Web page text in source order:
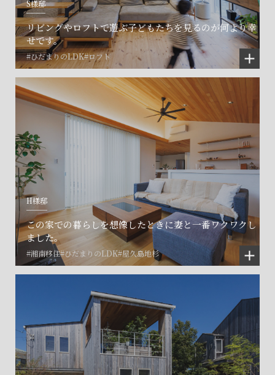
S様邸
リビングやロフトで遊ぶ子どもたちを見るのが何より幸
せです。
#ひだまりのLDK#ロフト
H様邸
この家での暮らしを想像したときに妻と一番ワクワクし
ました。
#湘南移住#ひだまりのLDK#屋久島地杉
©SET inc.